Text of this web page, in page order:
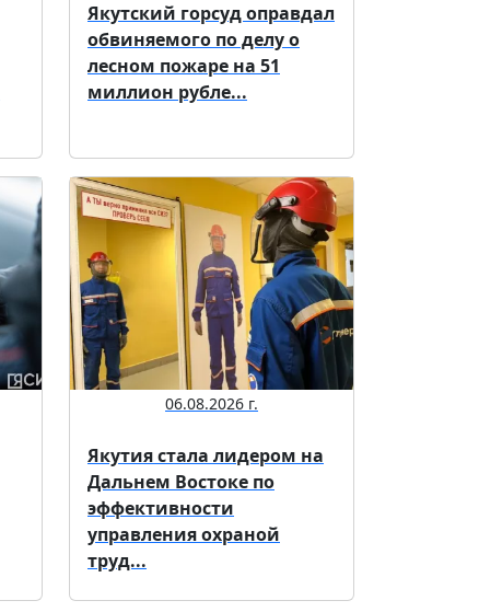
Якутский горсуд оправдал
обвиняемого по делу о
лесном пожаре на 51
миллион рубле...
06.08.2026 г.
Якутия стала лидером на
Дальнем Востоке по
эффективности
управления охраной
труд...